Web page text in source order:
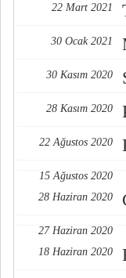
22 Mart 2021
30 Ocak 2021
30 Kasım 2020
28 Kasım 2020
22 Ağustos 2020
15 Ağustos 2020
28 Haziran 2020
27 Haziran 2020
18 Haziran 2020